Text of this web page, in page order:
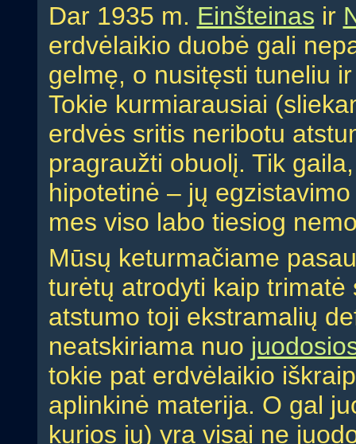
Dar 1935 m. Einšteinas ir
erdvėlaikio duobė gali
gelmę, o nusitęsti tuneliu
Tokie kurmiarausiai
erdvės sritis neribotu
pragraužti obuolį. Tik
hipotetinė – jų
mes viso labo tiesiog
Mūsų keturmačiame
turėtų atrodyti kaip
atstumo toji ekstramalių
neatskiriama nuo
tokie pat erdvėlaikio
aplinkinė materija. O gal
kurios jų) yra visai ne